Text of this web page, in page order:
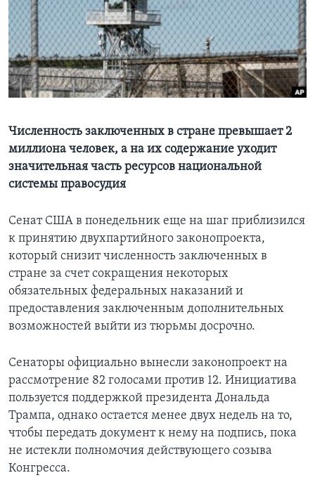
Learning English
СОЦИАЛЬНЫЕ СЕТИ
Языки
Численность заключенных в стране превышает 2
миллиона человек, а на их содержание уходит
значительная часть ресурсов национальной
системы правосудия
Сенат США в понедельник еще на шаг приблизился
к принятию двухпартийного законопроекта,
который снизит численность заключенных в
стране за счет сокращения некоторых
обязательных федеральных наказаний и
предоставления заключенным дополнительных
возможностей выйти из тюрьмы досрочно.
Сенаторы официально вынесли законопроект на
рассмотрение 82 голосами против 12. Инициатива
пользуется поддержкой президента Дональда
Трампа, однако остается менее двух недель на то,
чтобы передать документ к нему на подпись, пока
не истекли полномочия действующего созыва
Конгресса.